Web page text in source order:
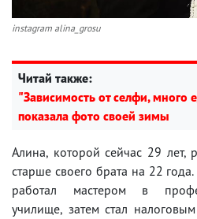
instagram alina_grosu
Читай также:
"Зависимость от селфи, много
показала фото своей зимы
Алина, которой сейчас 29
старше своего брата на 22
работал мастером в
училище, затем стал